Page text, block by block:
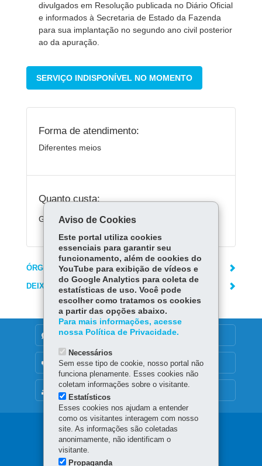
divulgados em Resolução publicada no Diário Oficial
e informados à Secretaria de Estado da Fazenda
para sua implantação no segundo ano civil posterior
ao da apuração.
SERVIÇO INDISPONÍVEL NO MOMENTO
Forma de atendimento:
Diferentes meios
Quanto custa:
Gratuito
ÓRGÃO RESPONSÁVEL
DEIXE SUA OPINIÃO
DENUNCIE CORRUPÇÃO
OUVIDORIA
Navegação
principal
Aviso de Cookies
Este portal utiliza cookies
essenciais para garantir seu
funcionamento, além de cookies do
YouTube para exibição de vídeos e
do Google Analytics para coleta de
estatísticas de uso. Você pode
escolher como tratamos os cookies
a partir das opções abaixo.
Para mais informações, acesse
nossa Política de Privacidade.
Necessários
Sem esse tipo de cookie, nosso portal não
funciona plenamente. Esses cookies não
coletam informações sobre o visitante.
Estatísticos
Esses cookies nos ajudam a entender
como os visitantes interagem com nosso
site. As informações são coletadas
anonimamente, não identificam o
visitante.
Propaganda